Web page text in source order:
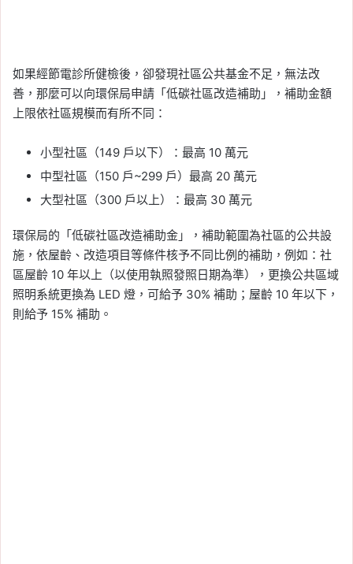
如果經節電診所健檢後，卻發現社區公共基金不足，無法改
善，那麼可以向環保局申請「低碳社區改造補助」，補助金額
上限依社區規模而有所不同：
小型社區（149 戶以下）：最高 10 萬元
中型社區（150 戶~299 戶）最高 20 萬元
大型社區（300 戶以上）：最高 30 萬元
環保局的「低碳社區改造補助金」，補助範圍為社區的公共設
施，依屋齡、改造項目等條件核予不同比例的補助，例如：社
區屋齡 10 年以上（以使用執照發照日期為準），更換公共區域
照明系統更換為 LED 燈，可給予 30% 補助；屋齡 10 年以下，
則給予 15% 補助。